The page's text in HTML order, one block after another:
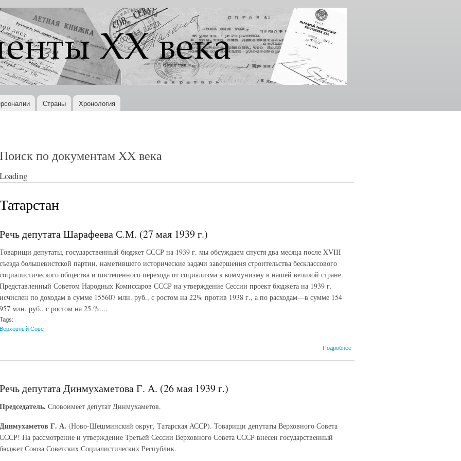
Перейти к
основному
содержанию
Страны Хронология
Поиск по документам XX века
Loading
Татарстан
Речь депутата Шарафеева С.М. (27 мая 1939 г.)
Товарищи депутаты, государственный бюджет СССР на 1939 г. мы обсуждаем спустя два месяца после XVIII
съезда большевистской партии, наметившего исторические задачи завершения строительства бесклассового
социалистического общества и постепенного перехода от социализма к коммунизму в нашей великой стране.
Представленный Советом Народных Комиссаров СССР на утверждение Сессии проект бюджета на 1939 г.
исчислен по доходам в сумме 155607 млн. руб., с ростом на 22% против 1938 г., а по расходам—в сумме 154
957 млн. руб., с ростом на 25 %....
Tags:
Верховный Совет
Подробнее
Шарафеева
Речь депутата Динмухаметова Г. А. (26 мая 1939 г.)
Председатель. Словоимеет депутат Динмухаметов.
Динмухаметов Г. А. (Ново-Шешминский округ, Татарская АССР). Товарищи депутаты Верховного Совета
СССР! На рассмотрение и утверждение Третьей Сессии Верховного Совета СССР внесен государственный
бюджет Союза Советских Социалистических Республик.